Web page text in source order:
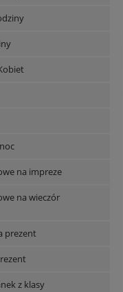
na impreze
na wieczór
prezent
z klasy